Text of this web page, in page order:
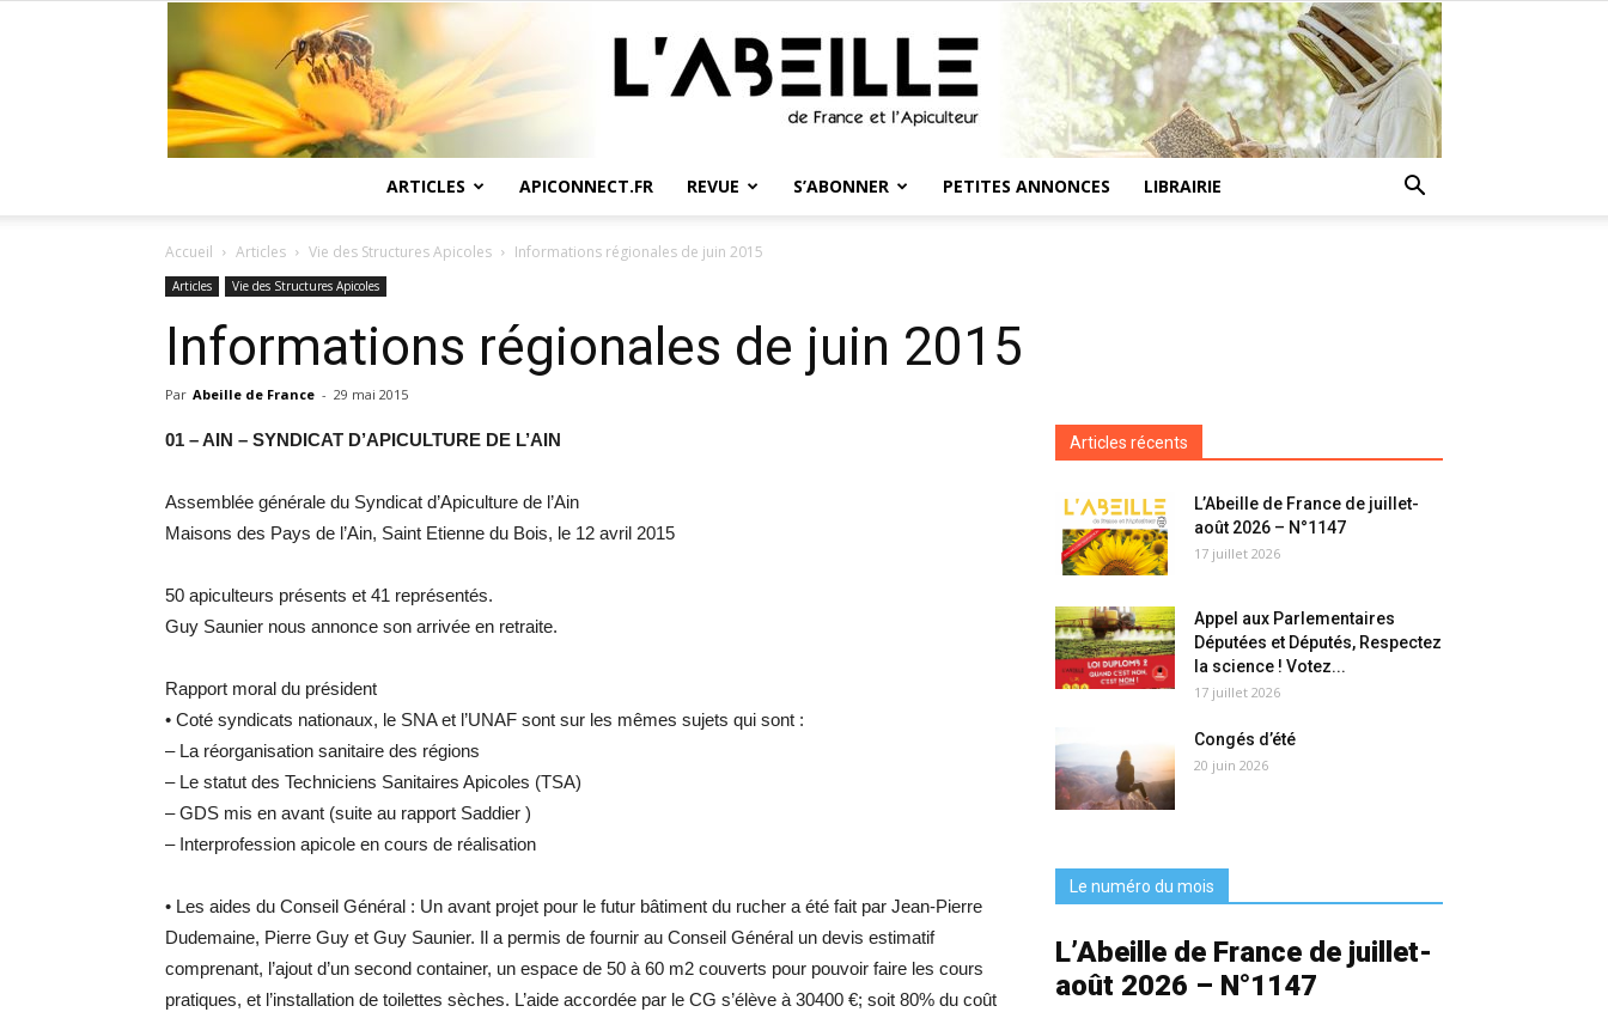
ARTICLES APICONNECT.FR REVUE S’ABONNER PETITES ANNONCES LIBRAIRIE
Accueil Articles Vie des Structures Apicoles Informations régionales de juin 2015
Articles Vie des Structures Apicoles
Informations régionales de juin 2015
Par Abeille de France - 29 mai 2015
01 – AIN – SYNDICAT D’APICULTURE DE L’AIN
Assemblée générale du Syndicat d’Apiculture de l’Ain
Maisons des Pays de l’Ain, Saint Etienne du Bois, le 12 avril 2015
50 apiculteurs présents et 41 représentés.
Guy Saunier nous annonce son arrivée en retraite.
Rapport moral du président
• Coté syndicats nationaux, le SNA et l’UNAF sont sur les mêmes sujets qui sont :
– La réorganisation sanitaire des régions
– Le statut des Techniciens Sanitaires Apicoles (TSA)
– GDS mis en avant (suite au rapport Saddier )
– Interprofession apicole en cours de réalisation
• Les aides du Conseil Général : Un avant projet pour le futur bâtiment du rucher a été fait par Jean-Pierre
Dudemaine, Pierre Guy et Guy Saunier. Il a permis de fournir au Conseil Général un devis estimatif
comprenant, l’ajout d’un second container, un espace de 50 à 60 m2 couverts pour pouvoir faire les cours
pratiques, et l’installation de toilettes sèches. L’aide accordée par le CG s’élève à 30400 €; soit 80% du coût
Articles récents
L’Abeille de France de juillet-
août 2026 – N°1147
17 juillet 2026
Appel aux Parlementaires
Députées et Députés, Respectez
la science ! Votez...
17 juillet 2026
Congés d’été
20 juin 2026
Le numéro du mois
L’Abeille de France de juillet-
août 2026 – N°1147